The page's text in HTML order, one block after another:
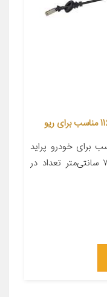
برای خودرو پراید
ویژگی‌های کابل دارای روکش طول ۷۰ سانتی‌متر تعداد در